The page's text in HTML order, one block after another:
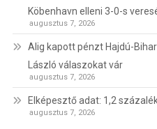
Köbenhavn elleni 3-0-s
augusztus 7, 2026
Alig kapott pénzt Hajdú-
László válaszokat vár
augusztus 7, 2026
Elképesztő adat: 1,2
augusztus 7, 2026